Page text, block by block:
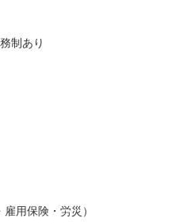
制あり
用保険・労災）